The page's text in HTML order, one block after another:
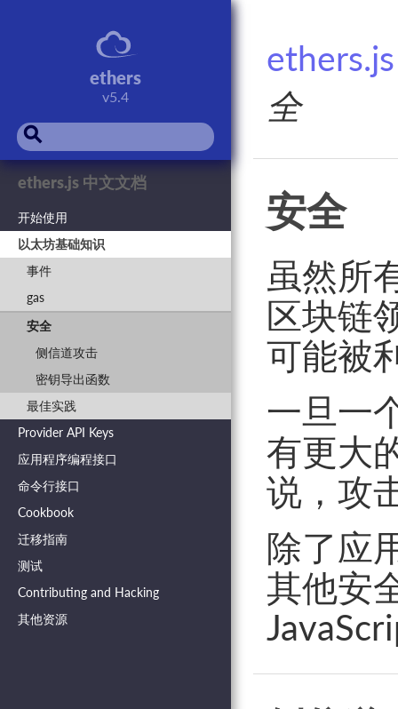
ethers
v5.4
⚲
ethers.js 中文文档
开始使用
以太坊基础知识
事件
gas
安全
侧信道攻击
密钥导出函数
最佳实践
Provider API Keys
应用程序编程接口
命令行接口
Cookbook
迁移指南
测试
Contributing and Hacking
其他资源
全
安全
虽然所
区块链
可能被
一旦一
有更大
说，攻
除了应
其他安